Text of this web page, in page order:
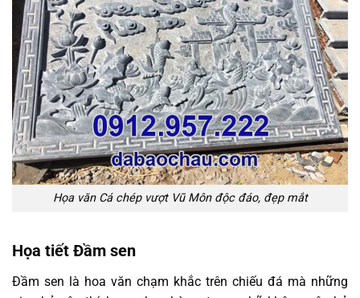
Họa văn Cá chép vượt Vũ Môn độc đáo, đẹp mắt
Họa tiết Đầm sen
Đầm sen là hoa văn chạm khắc trên chiếu đá mà những